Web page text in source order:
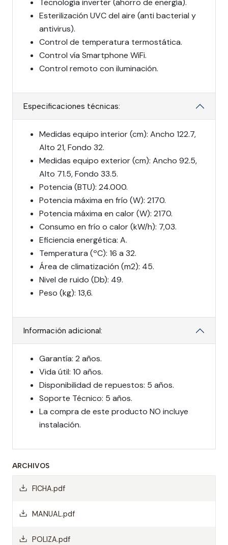
Tecnología inverter (ahorro de energía).
Esterilización UVC del aire (anti bacterial y
antivirus).
Control de temperatura termostática.
Control vía Smartphone WiFi.
Control remoto con iluminación.
Especificaciones técnicas:
Medidas equipo interior (cm): Ancho 122.7,
Alto 21, Fondo 32.
Medidas equipo exterior (cm): Ancho 92.5,
Alto 71.5, Fondo 33.5.
Potencia (BTU): 24.000.
Potencia máxima en frío (W): 2170.
Potencia máxima en calor (W): 2170.
Consumo en frío o calor (kW/h): 7,03.
Eficiencia energética: A.
Temperatura (ºC): 16 a 32.
Área de climatización (m2): 45.
Nivel de ruido (Db): 49.
Peso (kg): 13,6.
Información adicional:
Garantía: 2 años.
Vida útil: 10 años.
Disponibilidad de repuestos: 5 años.
Soporte Técnico: 5 años.
La compra de este producto NO incluye
instalación.
ARCHIVOS
FICHA.pdf
MANUAL.pdf
POLIZA.pdf